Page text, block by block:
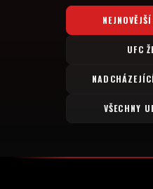
NEJNOVĚJŠÍ
UFC
NADCHÁZEJÍCÍ
VŠECHNY